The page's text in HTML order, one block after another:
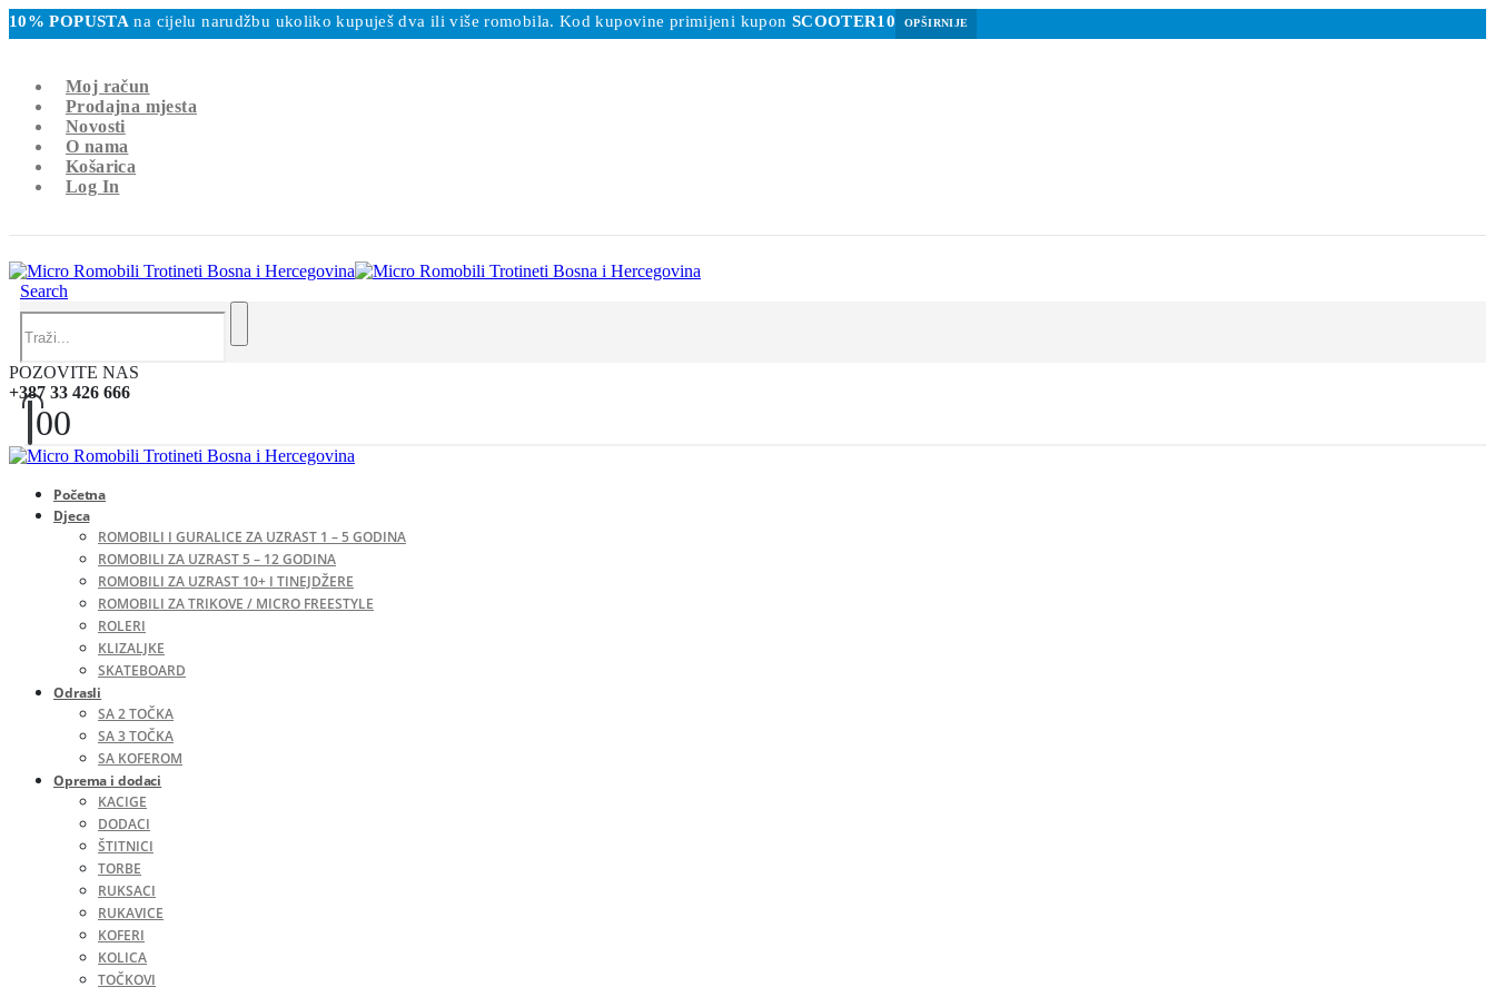
10% POPUSTA na cijelu narudžbu ukoliko kupuješ dva ili više romobila. Kod kupovine primijeni kupon SCOOTER10 OPŠIRNIJE
Moj račun
Prodajna mjesta
Novosti
O nama
Košarica
Log In
Search
POZOVITE NAS
+387 33 426 666
00
Početna
Djeca
ROMOBILI I GURALICE ZA UZRAST 1 – 5 GODINA
ROMOBILI ZA UZRAST 5 – 12 GODINA
ROMOBILI ZA UZRAST 10+ I TINEJDŽERE
ROMOBILI ZA TRIKOVE / MICRO FREESTYLE
ROLERI
KLIZALJKE
SKATEBOARD
Odrasli
SA 2 TOČKA
SA 3 TOČKA
SA KOFEROM
Oprema i dodaci
KACIGE
DODACI
ŠTITNICI
TORBE
RUKSACI
RUKAVICE
KOFERI
KOLICA
TOČKOVI